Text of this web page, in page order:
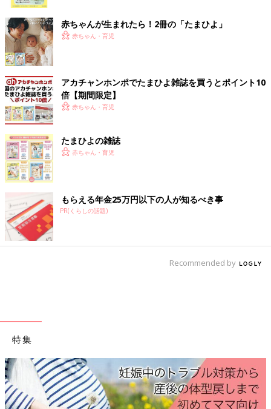
出典：Instagramアカウント「rimi__camp」
rimiさんが日除け対策として購入したのは、こちらのパラソル。
フリンジ付きのものを探しており、BUYMAで見つけてゲットし
たんだとか。日影がしっかり作れて最高の環境になったと気に入
っているようです♪ デザインが可愛いだけでなく設置も簡単でと
赤ちゃんが生まれたら！2冊の「たまひよ」
赤ちゃん・育児
アカチャンホンポでたまひよ雑誌を買うとポイント10
倍【期間限定】
赤ちゃん・育児
たまひよの雑誌
赤ちゃん・育児
もらえる年金25万円以下の人が知るべき事
PR(くらしの話題)
Recommended by
特集